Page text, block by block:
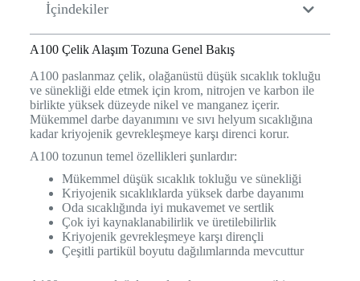
İçindekiler
A100 Çelik Alaşım Tozuna Genel Bakış
A100 paslanmaz çelik, olağanüstü düşük sıcaklık tokluğu
ve sünekliği elde etmek için krom, nitrojen ve karbon ile
birlikte yüksek düzeyde nikel ve manganez içerir.
Mükemmel darbe dayanımını ve sıvı helyum sıcaklığına
kadar kriyojenik gevrekleşmeye karşı direnci korur.
A100 tozunun temel özellikleri şunlardır:
Mükemmel düşük sıcaklık tokluğu ve sünekliği
Kriyojenik sıcaklıklarda yüksek darbe dayanımı
Oda sıcaklığında iyi mukavemet ve sertlik
Çok iyi kaynaklanabilirlik ve üretilebilirlik
Kriyojenik gevrekleşmeye karşı dirençli
Çeşitli partikül boyutu dağılımlarında mevcuttur